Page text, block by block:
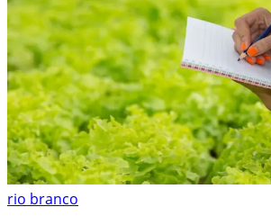
rio branco